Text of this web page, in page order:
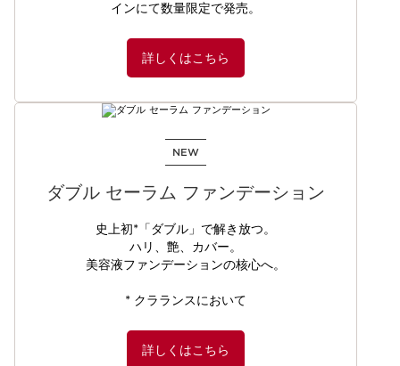
インにて数量限定で発売。
詳しくはこちら
NEW
ダブル セーラム ファンデーション
史上初*「ダブル」で解き放つ。
ハリ、艶、カバー。
美容液ファンデーションの核心へ。
* クラランスにおいて
詳しくはこちら